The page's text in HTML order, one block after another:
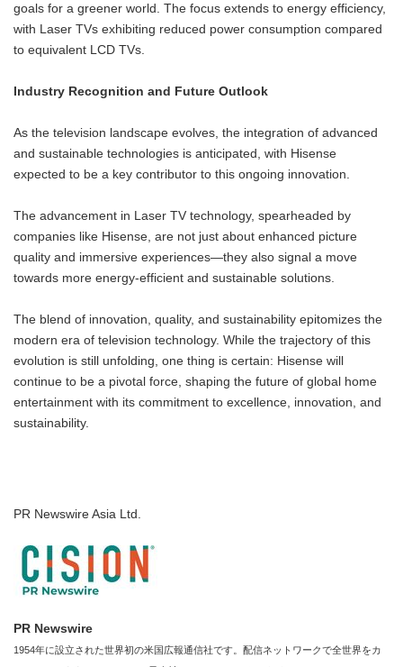
goals for a greener world. The focus extends to energy efficiency,
with Laser TVs exhibiting reduced power consumption compared
to equivalent LCD TVs.
Industry Recognition and Future Outlook
As the television landscape evolves, the integration of advanced
and sustainable technologies is anticipated, with Hisense
expected to be a key contributor to this ongoing innovation.
The advancement in Laser TV technology, spearheaded by
companies like Hisense, are not just about enhanced picture
quality and immersive experiences—they also signal a move
towards more energy-efficient and sustainable solutions.
The blend of innovation, quality, and sustainability epitomizes the
modern era of television technology. While the trajectory of this
evolution is still unfolding, one thing is certain: Hisense will
continue to be a pivotal force, shaping the future of global home
entertainment with its commitment to excellence, innovation, and
sustainability.
PR Newswire Asia Ltd.
PR Newswire
1954年に設立された世界初の米国広報通信社です。配信ネットワークで全世界をカ